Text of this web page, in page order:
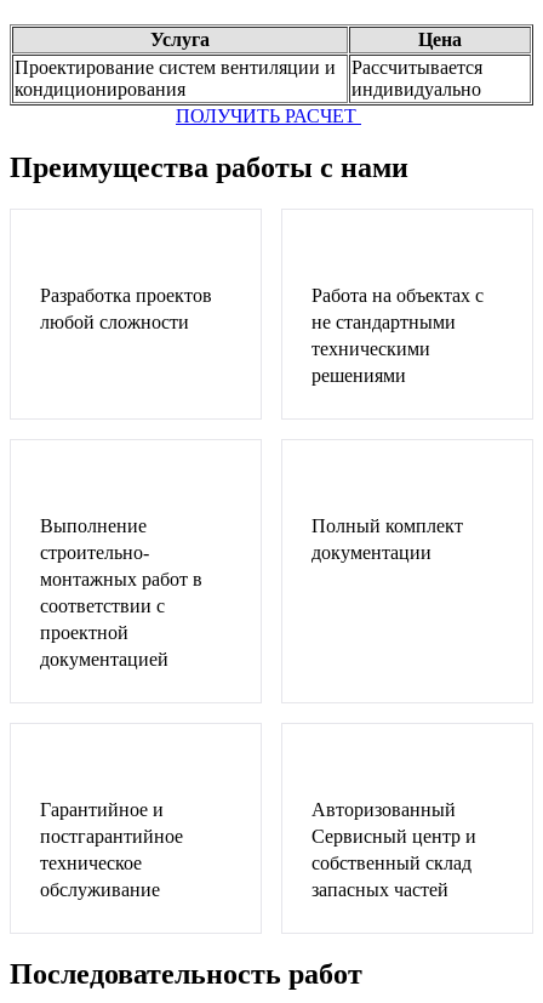
Услуга
Цена
Проектирование систем вентиляции и
кондиционирования
Рассчитывается
индивидуально
ПОЛУЧИТЬ РАСЧЕТ
Преимущества работы с нами
Разработка проектов
любой сложности
Работа на объектах с
не стандартными
техническими
решениями
Выполнение
строительно-
монтажных работ в
соответствии с
проектной
документацией
Полный комплект
документации
Гарантийное и
постгарантийное
техническое
обслуживание
Авторизованный
Сервисный центр и
собственный склад
запасных частей
Последовательность работ